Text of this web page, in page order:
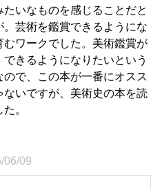
たいなものを感じることだと
芸術を鑑賞できるようにな
むワークでした。美術鑑賞が
きるようになりたいという
で、この本が一番にオスス
ないですが、美術史の本を読
。
06/09